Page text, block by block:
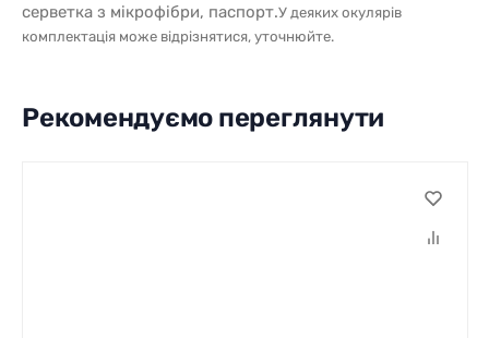
серветка з мікрофібри, паспорт.У деяких окулярів
комплектація може відрізнятися, уточнюйте.
Рекомендуємо переглянути